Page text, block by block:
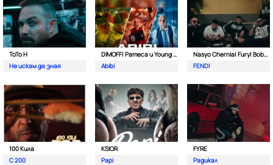
ToTo H
Не искам да зная
DIMOFF| Pameca и Young BB Young
Abibi
Nasyo Chernia| Fury| Bobo Armani| & N.A.S.I.
FENDI
100 Кила
С 200
KSIOR
Papi
FYRE
Радикал